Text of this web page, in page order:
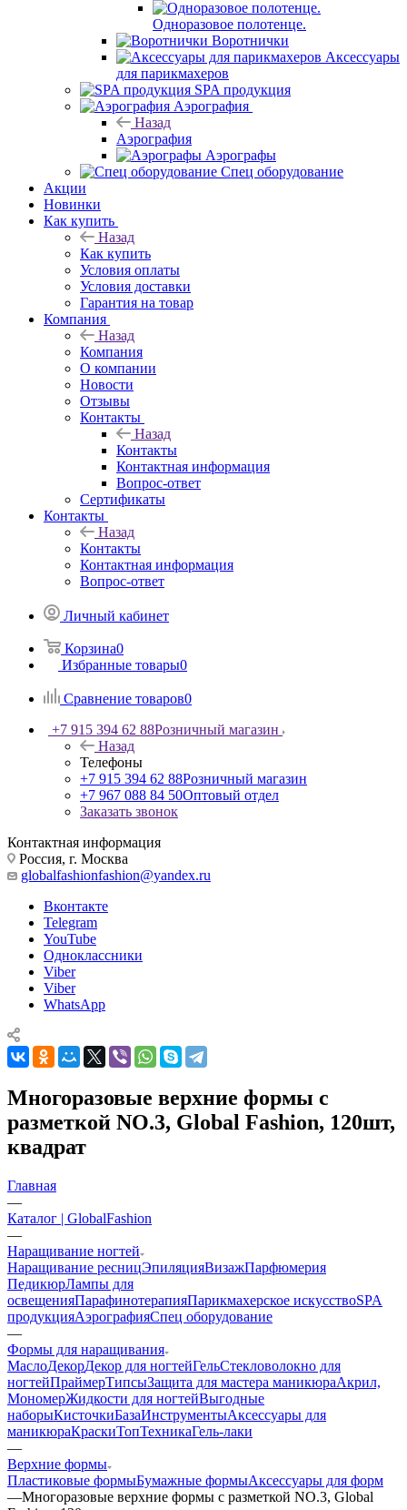
Одноразовое полотенце.
Воротнички
Аксессуары
для парикмахеров
SPA продукция
Аэрография
Назад
Аэрография
Аэрографы
Спец оборудование
Акции
Новинки
Как купить
Назад
Как купить
Условия оплаты
Условия доставки
Гарантия на товар
Компания
Назад
Компания
О компании
Новости
Отзывы
Контакты
Назад
Контакты
Контактная информация
Вопрос-ответ
Сертификаты
Контакты
Назад
Контакты
Контактная информация
Вопрос-ответ
Личный кабинет
Корзина0
Избранные товары0
Сравнение товаров0
+7 915 394 62 88Розничный магазин
Назад
Телефоны
+7 915 394 62 88Розничный магазин
+7 967 088 84 50Оптовый отдел
Заказать звонок
Контактная информация
Россия, г. Москва
globalfashionfashion@yandex.ru
Вконтакте
Telegram
YouTube
Одноклассники
Viber
Viber
WhatsApp
Многоразовые верхние формы с
разметкой NO.3, Global Fashion, 120шт,
квадрат
Главная
—
Каталог | GlobalFashion
—
Наращивание ногтей
Наращивание ресницЭпиляцияВизажПарфюмерия
ПедикюрЛампы для
освещенияПарафинотерапияПарикмахерское искусствоSPA
продукцияАэрографияСпец оборудование
—
Формы для наращивания
МаслоДекорДекор для ногтейГельСтекловолокно для
ногтейПраймерТипсыЗащита для мастера маникюраАкрил,
МономерЖидкости для ногтейВыгодные
наборыКисточкиБазаИнструментыАксессуары для
маникюраКраскиТопТехникаГель-лаки
—
Верхние формы
Пластиковые формыБумажные формыАксессуары для форм
—Многоразовые верхние формы с разметкой NO.3, Global